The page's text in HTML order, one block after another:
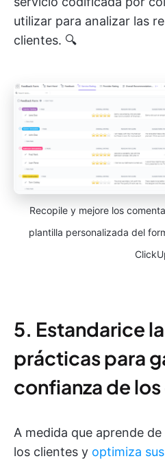
utilizar para analizar las
clientes. 🔍
Recopile y mejore los
plantilla personalizada del
5. Estandarice
prácticas para
confianza de
A medida que aprende
los clientes y optimiza